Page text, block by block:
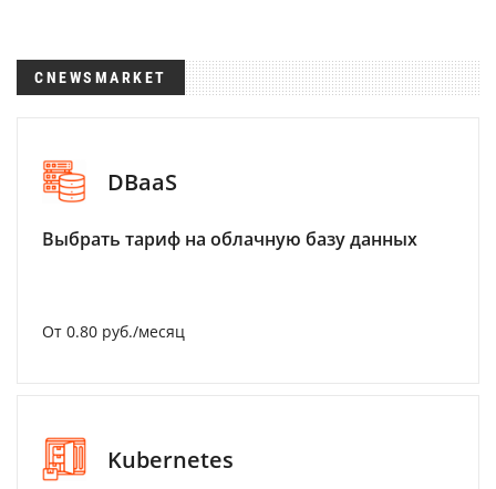
CNEWSMARKET
DBaaS
Выбрать тариф на облачную базу данных
От 0.80 руб./месяц
Kubernetes